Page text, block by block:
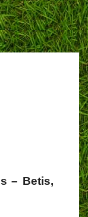
– Betis,